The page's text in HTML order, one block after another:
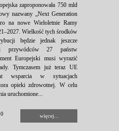
zaproponowała 750 mld
nazwany „Next Generation
na nowe Wieloletnie Ramy
Wielkość tych środków
będzie jednak jeszcze
przywódców 27 państw
Europejski musi wyrazić
Tymczasem już teraz UE
wsparcia w sytuacjach
opieki zdrowotnej. W celu
uruchomione...
więcej...